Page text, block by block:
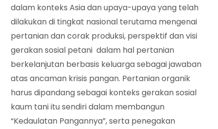
dalam konteks Asia dan upaya-upaya yang telah
dilakukan di tingkat nasional terutama mengenai
pertanian dan corak produksi, perspektif dan visi
gerakan sosial petani dalam hal pertanian
berkelanjutan berbasis keluarga sebagai jawaban
atas ancaman krisis pangan. Pertanian organik
harus dipandang sebagai konteks gerakan sosial
kaum tani itu sendiri dalam membangun
“Kedaulatan Pangannya”, serta penegakan